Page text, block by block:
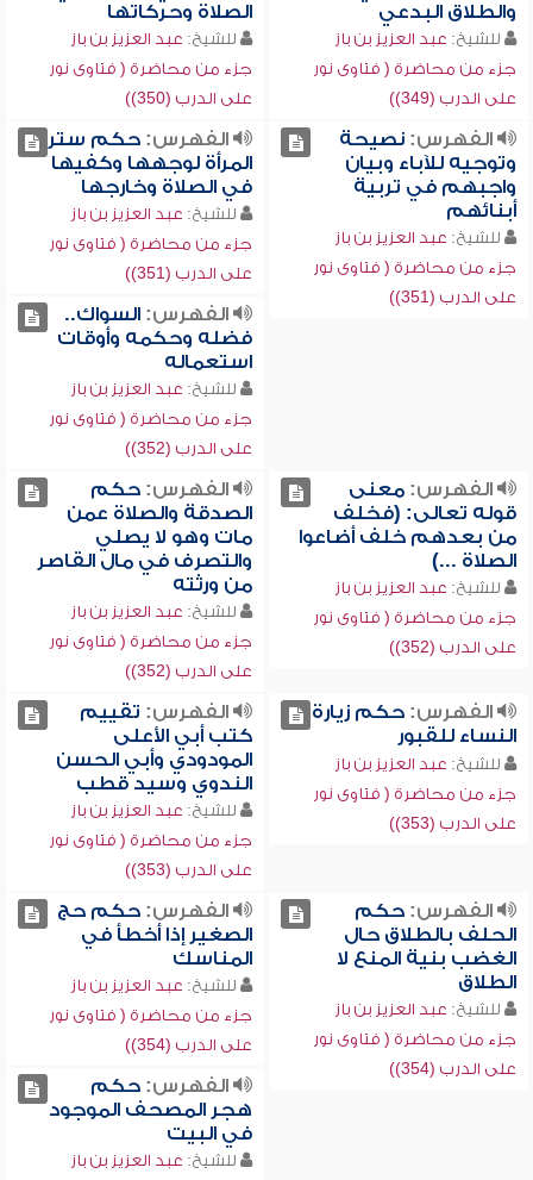
والطلاق البدعي
للشيخ: عبد العزيز بن باز
جزء من محاضرة ( فتاوى نور
على الدرب (349))
الصلاة وحركاتها
للشيخ: عبد العزيز بن باز
جزء من محاضرة ( فتاوى نور
على الدرب (350))
الفهرس:نصيحة
وتوجيه للآباء وبيان
واجبهم في تربية
أبنائهم
للشيخ: عبد العزيز بن باز
جزء من محاضرة ( فتاوى نور
على الدرب (351))
الفهرس:حكم ستر
المرأة لوجهها وكفيها
في الصلاة وخارجها
للشيخ: عبد العزيز بن باز
جزء من محاضرة ( فتاوى نور
على الدرب (351))
الفهرس:السواك..
فضله وحكمه وأوقات
استعماله
للشيخ: عبد العزيز بن باز
جزء من محاضرة ( فتاوى نور
على الدرب (352))
الفهرس:معنى
قوله تعالى: (فخلف
من بعدهم خلف أضاعوا
الصلاة ...)
للشيخ: عبد العزيز بن باز
جزء من محاضرة ( فتاوى نور
على الدرب (352))
الفهرس:حكم
الصدقة والصلاة عمن
مات وهو لا يصلي
والتصرف في مال القاصر
من ورثته
للشيخ: عبد العزيز بن باز
جزء من محاضرة ( فتاوى نور
على الدرب (352))
الفهرس:حكم زيارة
النساء للقبور
للشيخ: عبد العزيز بن باز
جزء من محاضرة ( فتاوى نور
على الدرب (353))
الفهرس: تقييم
كتب أبي الأعلى
المودودي وأبي الحسن
الندوي وسيد قطب
للشيخ: عبد العزيز بن باز
جزء من محاضرة ( فتاوى نور
على الدرب (353))
الفهرس:حكم
الحلف بالطلاق حال
الغضب بنية المنع لا
الطلاق
للشيخ: عبد العزيز بن باز
جزء من محاضرة ( فتاوى نور
على الدرب (354))
الفهرس:حكم حج
الصغير إذا أخطأ في
المناسك
للشيخ: عبد العزيز بن باز
جزء من محاضرة ( فتاوى نور
على الدرب (354))
الفهرس:حكم
هجر المصحف الموجود
في البيت
للشيخ: عبد العزيز بن باز